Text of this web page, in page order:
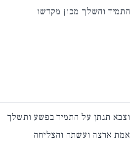
התמיד והשלך מכון מקדשו
וצבא תנתן על התמיד בפשע ותשלך
אמת ארצה ועשתה והצליחה